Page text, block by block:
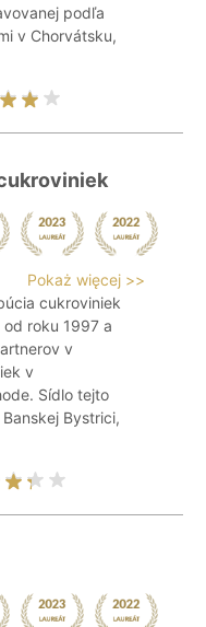
podľa
v Chorvátsku,
Pokaż więcej >>
cukroviniek
roku 1997 a
v
v
Sídlo tejto
Bystrici,